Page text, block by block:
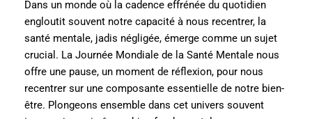
Dans un monde où la cadence effrénée du quotidien
engloutit souvent notre capacité à nous recentrer, la
santé mentale, jadis négligée, émerge comme un sujet
crucial. La Journée Mondiale de la Santé Mentale nous
offre une pause, un moment de réflexion, pour nous
recentrer sur une composante essentielle de notre bien-
être. Plongeons ensemble dans cet univers souvent